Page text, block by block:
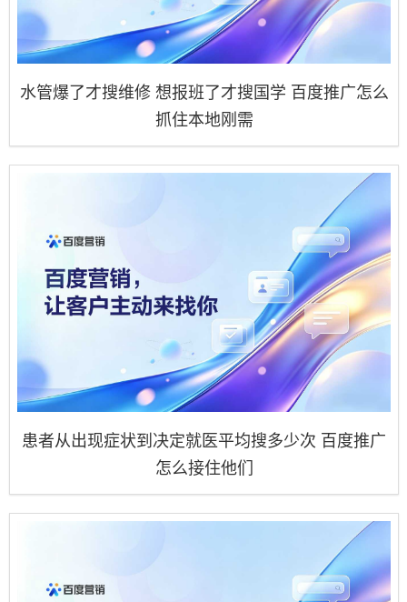
水管爆了才搜维修 想报班了才搜国学 百度推广怎么
抓住本地刚需
患者从出现症状到决定就医平均搜多少次 百度推广
怎么接住他们